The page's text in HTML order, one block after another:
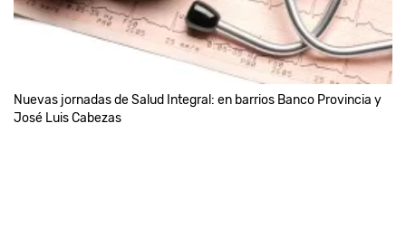
Nuevas jornadas de Salud Integral: en barrios Banco Provincia y
José Luis Cabezas